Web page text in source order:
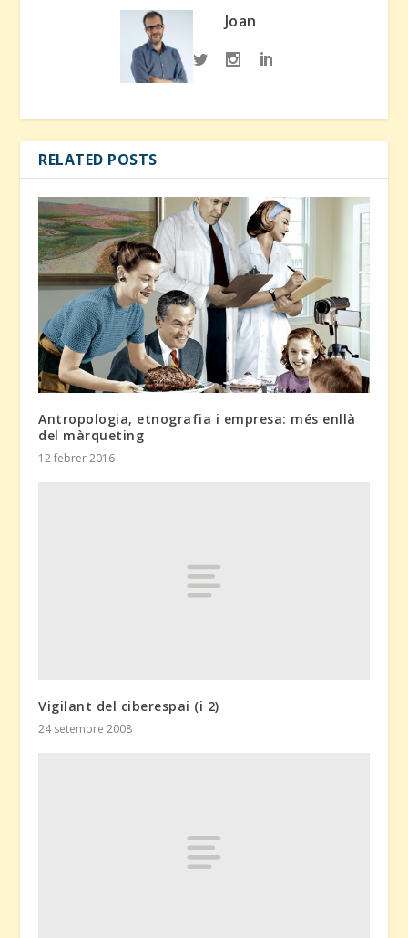
Joan
RELATED POSTS
Antropologia, etnografia i empresa: més enllà
del màrqueting
12 febrer 2016
Vigilant del ciberespai (i 2)
24 setembre 2008